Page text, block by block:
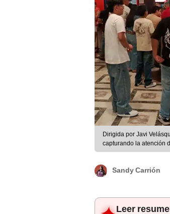
Dirigida por Javi
capturando la atención
Foto: difusión.
Sandy Carrión
Leer